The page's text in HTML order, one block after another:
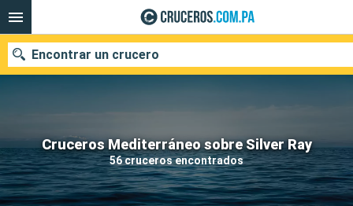
Cruceros Mediterráneo sobre Silver Ray
56 cruceros encontrados
Encontrar un crucero
Nuestros destinos
Fecha de salida